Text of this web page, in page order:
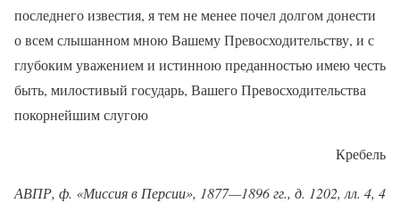
последнего известия, я тем не менее почел долгом донести
о всем слышанном мною Вашему Превосходительству, и с
глубоким уважением и истинною преданностью имею честь
быть, милостивый государь, Вашего Превосходительства
покорнейшим слугою
Кребель
АВПР, ф. «Миссия в Персии», 1877—1896 гг., д. 1202, лл. 4, 4